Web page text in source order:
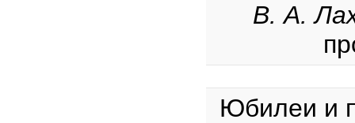
В. А.
Юбилеи и